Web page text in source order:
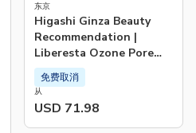
东京
Higashi Ginza Beauty
Recommendation |
Liberesta Ozone Pore
Cleansing and Skin Care
- Private Intimate
Transparent Skin
Treatment
从
USD 71.98
免费取消